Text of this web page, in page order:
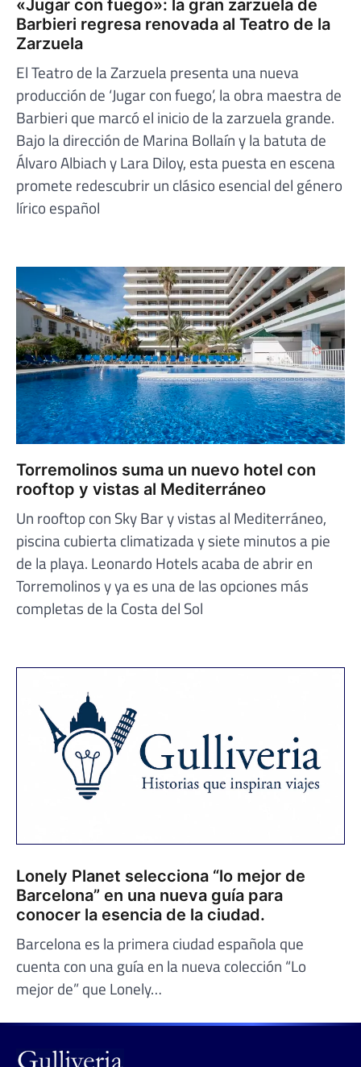
«Jugar con fuego»: la gran zarzuela de
Barbieri regresa renovada al Teatro de la
Zarzuela
El Teatro de la Zarzuela presenta una nueva
producción de ‘Jugar con fuego’, la obra maestra de
Barbieri que marcó el inicio de la zarzuela grande.
Bajo la dirección de Marina Bollaín y la batuta de
Álvaro Albiach y Lara Diloy, esta puesta en escena
promete redescubrir un clásico esencial del género
lírico español
Torremolinos suma un nuevo hotel con
rooftop y vistas al Mediterráneo
Un rooftop con Sky Bar y vistas al Mediterráneo,
piscina cubierta climatizada y siete minutos a pie
de la playa. Leonardo Hotels acaba de abrir en
Torremolinos y ya es una de las opciones más
completas de la Costa del Sol
Lonely Planet selecciona “lo mejor de
Barcelona” en una nueva guía para
conocer la esencia de la ciudad.
Barcelona es la primera ciudad española que
cuenta con una guía en la nueva colección “Lo
mejor de” que Lonely…